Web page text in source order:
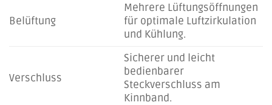
Belüftung
Mehrere Lüftungsöffnungen
für optimale Luftzirkulation
und Kühlung.
Verschluss
Sicherer und leicht
bedienbarer
Steckverschluss am
Kinnband.